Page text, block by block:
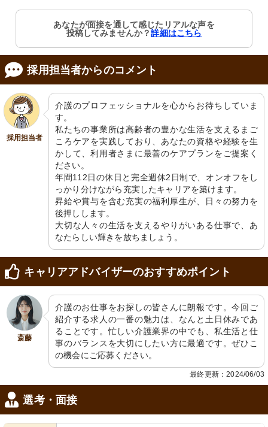
あなたが面接を通して感じたリアルな声を
投稿してみませんか？詳細はこちら
採用担当者からのコメント
採用担当者
介護のプロフェッショナルを心からお待ちしていま
す。
私たちの事業所は高齢者の豊かな生活を支えるまご
ころケアを実践しており、あなたの資格や経験を生
かして、利用者さまに最善のケアプランをご提案く
ださい。
年間112日の休日と完全週休2日制で、オンオフをし
っかり分けながら充実したキャリアを築けます。
昇給や賞与を含む充実の福利厚生が、日々の努力を
後押しします。
大切な人々の生活を支えるやりがいある仕事で、あ
なたらしい輝きを放ちましょう。
キャリアアドバイザーのおすすめポイント
斎藤
介護のお仕事をお探しの皆さんに朗報です。今回ご
紹介する求人の一番の魅力は、なんと土日休みであ
ることです。忙しい介護業界の中でも、私生活と仕
事のバランスを大切にしたい方に最適です。ぜひこ
の機会にご応募ください。
最終更新：2024/06/03
選考・面接